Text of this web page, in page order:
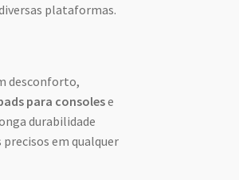
plataformas.
desconforto,
para consolese
durabilidade
em qualquer